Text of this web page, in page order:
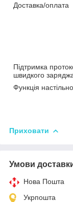
Доставка/оплата
Підтримка
швидкого
Функція
Приховати
Умови
Нова Пошта
Укрпошта